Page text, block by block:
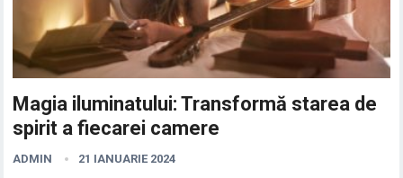
Magia iluminatului: Transformă starea de
spirit a fiecarei camere
ADMIN 21 IANUARIE 2024